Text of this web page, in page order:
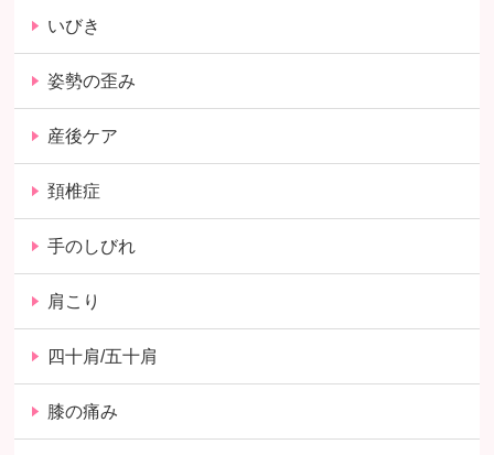
いびき
姿勢の歪み
産後ケア
頚椎症
手のしびれ
肩こり
四十肩/五十肩
膝の痛み